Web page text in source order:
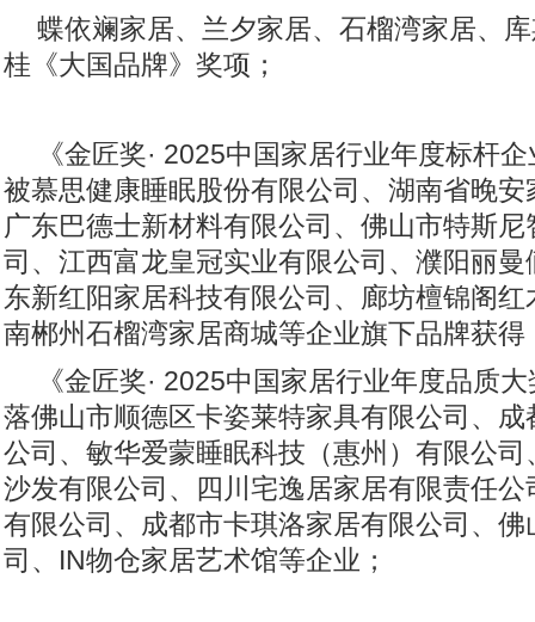
蝶依斓家居、兰夕家居、石榴湾家居、
桂《大国品牌》奖项；
《金匠奖· 2025中国家居行业年度标杆
被慕思健康睡眠股份有限公司、湖南省晚
广东巴德士新材料有限公司、佛山市特斯
司、江西富龙皇冠实业有限公司、濮阳丽
东新红阳家居科技有限公司、廊坊檀锦阁
南郴州石榴湾家居商城等企业旗下品牌获得
《金匠奖· 2025中国家居行业年度品质
落佛山市顺德区卡姿莱特家具有限公司、
公司、敏华爱蒙睡眠科技（惠州）有限公
沙发有限公司、四川宅逸居家居有限责任
有限公司、成都市卡琪洛家居有限公司、
司、IN物仓家居艺术馆等企业；